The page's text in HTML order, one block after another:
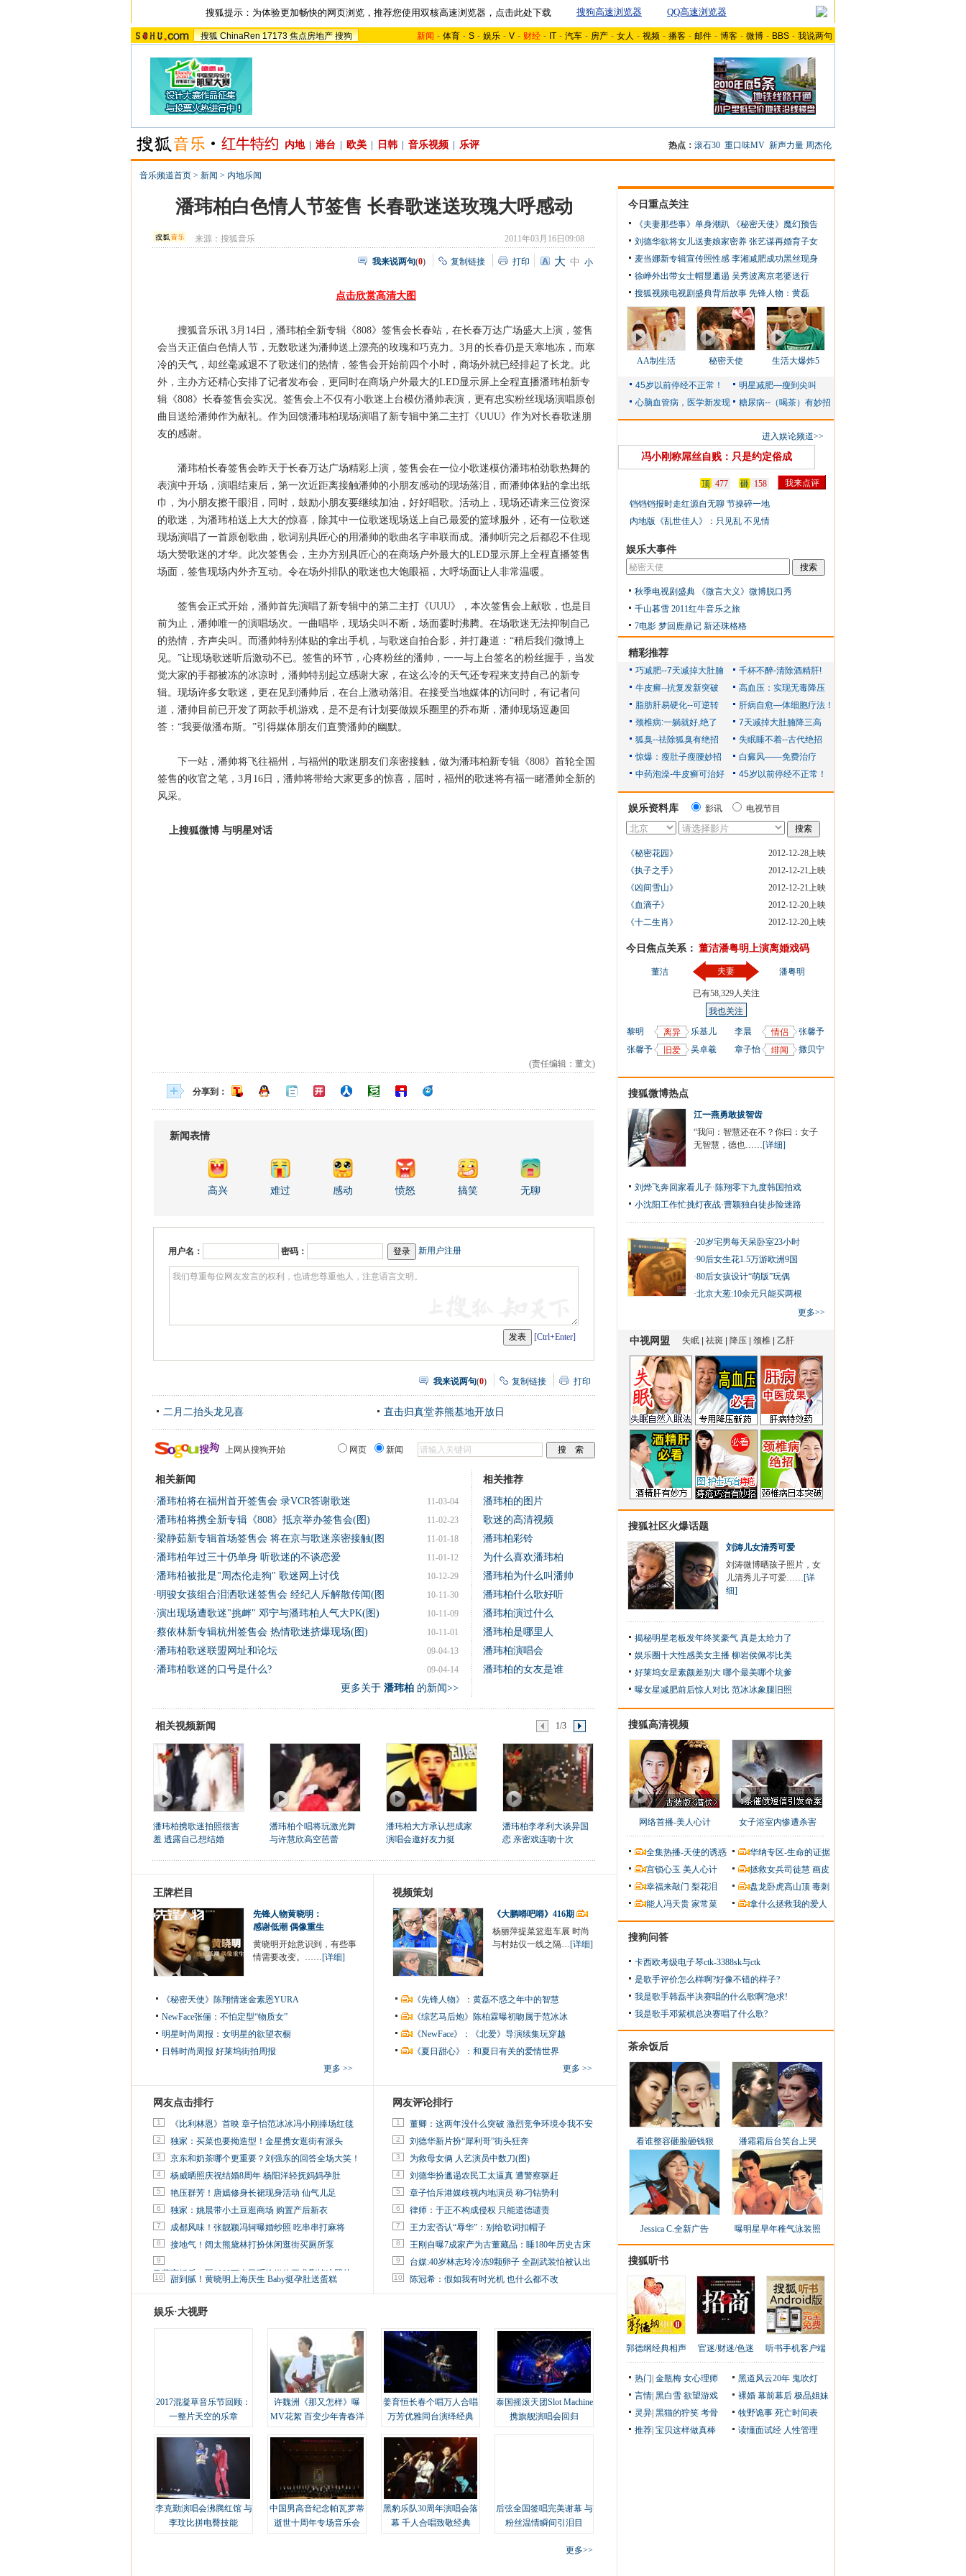
搜狐提示：为体验更加畅快的网页浏览，推荐您使用双核高速浏览器，点击此处下载 搜狗高速浏览器 QQ高速浏览器
搜狐 ChinaRen 17173 焦点房地产 搜狗 新闻 - 体育 - S - 娱乐 - V - 财经 - IT - 汽车 - 房产 - 女人 - 视频 - 播客 - 邮件 - 博客 - 微博 - BBS - 我说两句
内地 港台 欧美 日韩 音乐视频 乐评 热点： 滚石30 重口味MV 新声力量 周杰伦
音乐频道首页 > 新闻 > 内地乐闻
潘玮柏白色情人节签售 长春歌迷送玫瑰大呼感动
来源：搜狐音乐 2011年03月16日09:08
我来说两句(0) 复制链接 打印 大 中 小
点击欣赏高清大图
搜狐音乐讯 3月14日，潘玮柏全新专辑《808》签售会长春站，在长春万达广场盛大上演，签售
会当天正值白色情人节，无数歌迷为潘帅送上漂亮的玫瑰和巧克力。3月的长春仍是天寒地冻，而寒
冷的天气，却丝毫减退不了歌迷们的热情，签售会开始前四个小时，商场外就已经排起了长龙。此
外，主办方还精心安排了记者发布会，更同时在商场户外最大的LED显示屏上全程直播潘玮柏新专
辑《808》长春签售会实况。签售会上不仅有小歌迷上台模仿潘帅表演，更有忠实粉丝现场演唱原创
曲目送给潘帅作为献礼。作为回馈潘玮柏现场演唱了新专辑中第二主打《UUU》作为对长春歌迷朋
友的感谢。
潘玮柏长春签售会昨天于长春万达广场精彩上演，签售会在一位小歌迷模仿潘玮柏劲歌热舞的
表演中开场，演唱结束后，第一次近距离接触潘帅的小朋友感动的现场落泪，而潘帅体贴的拿出纸
巾，为小朋友擦干眼泪，同时，鼓励小朋友要继续加油，好好唱歌。活动上，现场还请来三位资深
的歌迷，为潘玮柏送上大大的惊喜，除其中一位歌迷现场送上自己最爱的篮球服外，还有一位歌迷
现场演唱了一首原创歌曲，歌词别具匠心的用潘帅的歌曲名字串联而成。潘帅听完之后都忍不住现
场大赞歌迷的才华。此次签售会，主办方别具匠心的在商场户外最大的LED显示屏上全程直播签售
场面，签售现场内外齐互动。令在场外排队的歌迷也大饱眼福，大呼场面让人非常温暖。
签售会正式开始，潘帅首先演唱了新专辑中的第二主打《UUU》，本次签售会上献歌，也是目
前为止，潘帅唯一的演唱场次。一曲唱毕，现场尖叫不断，场面霎时沸腾。在场歌迷无法抑制自己
的热情，齐声尖叫。而潘帅特别体贴的拿出手机，与歌迷自拍合影，并打趣道：“稍后我们微博上
见。”让现场歌迷听后激动不已。签售的环节，心疼粉丝的潘帅，一一与上台签名的粉丝握手，当发
觉大家的手都被冻的冰凉时，潘帅特别起立感谢大家，在这么冷的天气还专程来支持自己的新专
辑。现场许多女歌迷，更在见到潘帅后，在台上激动落泪。在接受当地媒体的访问时，有记者问
道，潘帅目前已开发了两款手机游戏，是不是有计划要做娱乐圈里的乔布斯，潘帅现场逗趣回
答：“我要做潘布斯。”引得媒体朋友们直赞潘帅的幽默。
下一站，潘帅将飞往福州，与福州的歌迷朋友们亲密接触，做为潘玮柏新专辑《808》首轮全国
签售的收官之笔，3月16日，潘帅将带给大家更多的惊喜，届时，福州的歌迷将有福一睹潘帅全新的
风采。
上搜狐微博 与明星对话
(责任编辑：董文)
分享到：
新闻表情
高兴 难过 感动 愤怒 搞笑 无聊
用户名： 密码： 新用户注册
[Ctrl+Enter]
我来说两句(0) 复制链接 打印
二月二抬头龙见喜 直击归真堂养熊基地开放日
上网从搜狗开始 网页 新闻
相关新闻
11-03-04
·潘玮柏将在福州首开签售会 录VCR答谢歌迷
11-02-23
·潘玮柏将携全新专辑《808》抵京举办签售会(图)
11-01-18
·梁静茹新专辑首场签售会 将在京与歌迷亲密接触(图
11-01-12
·潘玮柏年过三十仍单身 听歌迷的不谈恋爱
10-12-29
·潘玮柏被批是"周杰伦走狗" 歌迷网上讨伐
10-11-30
· 明骏女孩组合泪洒歌迷签售会 经纪人斥解散传闻(图
10-11-09
·演出现场遭歌迷"挑衅" 邓宁与潘玮柏人气大PK(图)
10-11-01
·蔡依林新专辑杭州签售会 热情歌迷挤爆现场(图)
09-04-13
·潘玮柏歌迷联盟网址和论坛
09-04-14
·潘玮柏歌迷的口号是什么?
更多关于 潘玮柏的新闻>>
相关推荐
潘玮柏的图片
歌迷的高清视频
潘玮柏彩铃
为什么喜欢潘玮柏
潘玮柏为什么叫潘帅
潘玮柏什么歌好听
潘玮柏演过什么
潘玮柏是哪里人
潘玮柏演唱会
潘玮柏的女友是谁
相关视频新闻 1/3
潘玮柏携歌迷拍照很害
羞 透露自己想结婚
潘玮柏个唱将玩激光舞
与许慧欣高空芭蕾
潘玮柏大方承认想成家
演唱会邀好友力挺
潘玮柏李孝利大谈异国
恋 亲密戏连吻十次
王牌栏目
先锋人物黄晓明：
感谢低潮 偶像重生
黄晓明开始意识到，有些事
情需要改变。……[详细]
《秘密天使》陈翔情迷金素恩YURA
NewFace张俪：不怕定型“物质女”
明星时尚周报：女明星的欲望衣橱
日韩时尚周报 好莱坞街拍周报
更多 >>
视频策划
《大鹏嘚吧嘚》416期
杨丽萍提菜篮逛车展 时尚
与村姑仅一线之隔…[详细]
《先锋人物》：黄磊不惑之年中的智慧
《综艺马后炮》陈柏霖曝初吻属于范冰冰
《NewFace》：《北爱》导演续集玩穿越
《夏日甜心》：和夏日有关的爱情世界
更多 >>
网友点击排行
1 《比利林恩》首映 章子怡范冰冰冯小刚捧场红毯
2 独家：买菜也要拗造型！金星携女逛街有派头
3 京东和奶茶哪个更重要？刘强东的回答全场大笑！
4 杨威晒照庆祝结婚8周年 杨阳洋轻抚妈妈孕肚
5 艳压群芳！唐嫣修身长裙现身活动 仙气儿足
6 独家：姚晨带小土豆逛商场 购置产后新衣
7 成都风味！张靓颖冯轲曝婚纱照 吃串串打麻将
8 接地气！阔太熊黛林打扮休闲逛街买厕所泵
9
马蓉离婚后，砸1000万人民币给媒体要求删掉这照片
10 甜到腻！黄晓明上海庆生 Baby挺孕肚送蛋糕
网友评论排行
1 董卿：这两年没什么突破 激烈竞争环境令我不安
2 刘德华新片扮“犀利哥”街头狂奔
3 为救母女俩 人艺演员中数刀(图)
4 刘德华扮邋遢农民工太逼真 遭警察驱赶
5 章子怡斥港媒歧视内地演员 称刁钻势利
6 律师：于正不构成侵权 只能道德谴责
7 王力宏否认“辱华”：别给歌词扣帽子
8 王刚自曝7成家产为古董藏品：睡180年历史古床
9 台媒:40岁林志玲冷冻9颗卵子 全副武装怕被认出
10 陈冠希：假如我有时光机 也什么都不改
娱乐·大视野
2017混凝草音乐节回顾：
一整片天空的乐章
许魏洲《那又怎样》曝
MV花絮 百变少年青春洋
姜育恒长春个唱万人合唱
万芳优雅同台演绎经典
泰国摇滚天团Slot Machine
携旗舰演唱会回归
李克勤演唱会沸腾红馆 与
李玟比拼电臀技能
中国男高音纪念帕瓦罗蒂
逝世十周年专场音乐会
黑豹乐队30周年演唱会落
幕 千人合唱致敬经典
后弦全国签唱完美谢幕 与
粉丝温情瞬间引泪目
更多>>
今日重点关注
《夫妻那些事》单身潮趴
《秘密天使》魔幻预告
刘德华欲将女儿送妻娘家密养 张艺谋再婚育子女
麦当娜新专辑宣传照性感 李湘减肥成功黑丝现身
徐峥外出带女士帽显邋遢 吴秀波离京老婆送行
搜狐视频电视剧盛典背后故事 先锋人物：黄磊
AA制生活 秘密天使 生活大爆炸5
进入娱论频道>>
冯小刚称屌丝自贱：只是约定俗成
顶 477 砸
158
铛铛铛报时走红源自无聊 节操碎一地
内地版《乱世佳人》：只见乱 不见情
娱乐大事件
秋季电视剧盛典
《微言大义》微博脱口秀
千山暮雪 2011红牛音乐之旅
7电影 梦回鹿鼎记 新还珠格格
精彩推荐
娱乐资料库 影讯 电视节目
《秘密花园》
2012-12-28上映
《执子之手》
2012-12-21上映
《凶间雪山》
2012-12-21上映
《血滴子》
2012-12-20上映
《十二生肖》
2012-12-20上映
今日焦点关系： 董洁潘粤明上演离婚戏码
董洁 夫妻
已有58,329人关注
我也关注
潘粤明
黎明 离异
乐基儿
张馨予
旧爱 吴卓羲
李晨 情侣
张馨予
章子怡
绯闻 撒贝宁
搜狐微博热点
江一燕勇敢拔智齿
“我问：智慧还在不？你曰：女子
无智慧，德也……[详细]
刘烨飞奔回家看儿子·陈翔零下九度韩国拍戏
小沈阳工作忙挑灯夜战·曹颖独自徒步险迷路
·20岁宅男每天呆卧室23小时
·90后女生花1.5万游欧洲9国
·80后女孩设计“萌版”玩偶
·北京大葱:10余元只能买两根
更多>>
搜狐社区火爆话题
刘涛儿女清秀可爱
刘涛微博晒孩子照片，女
儿清秀儿子可爱……[详
细]
揭秘明星老板发年终奖豪气 真是太给力了
娱乐圈十大性感美女主播 柳岩侯佩岑比美
好莱坞女星素颜差别大 哪个最美哪个坑爹
曝女星减肥前后惊人对比 范冰冰象腿旧照
搜狐高清视频
网络首播-美人心计 女子浴室内惨遭杀害
全集热播-天使的诱惑
华纳专区-生命的证据
宫锁心玉 美人心计 拯救女兵司徒慧 画皮
幸福来敲门 梨花泪 盘龙卧虎高山顶 毒刺
能人冯天贵 家常菜 拿什么拯救我的爱人
搜狗问答
卡西欧考级电子琴ctk-3388sk与ctk
是歌手评价怎么样啊?好像不错的样子?
我是歌手韩磊半决赛唱的什么歌啊?急求!
我是歌手邓紫棋总决赛唱了什么歌?
茶余饭后
看谁整容砸脸砸钱狠 潘霜霜后台笑台上哭
Jessica C.全新广告 曝明星早年稚气泳装照
搜狐听书
郭德纲经典相声 官迷/财迷/色迷 听书手机客户端
热门 金瓶梅 女心理师 黑道风云20年 鬼吹灯
言情 黑白雪 欲望游戏 裸婚 幕前幕后 极品姐妹
灵异 黑猫的狞笑 考骨 牧野诡事 死亡时间表
推荐 宝贝这样做真棒 读懂面试经 人性管理